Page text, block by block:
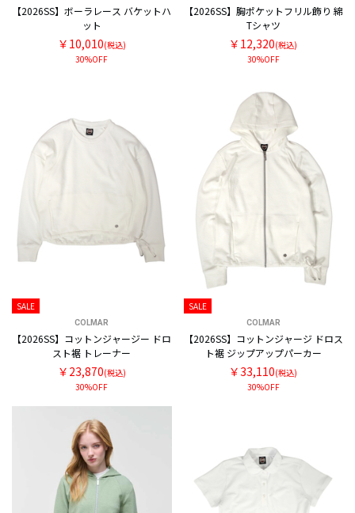
【2026SS】ボーラレース バケットハ
ット
￥10,010(税込)
30%OFF
【2026SS】胸ポケットフリル飾り 綿
Tシャツ
￥12,320(税込)
30%OFF
SALE
COLMAR
【2026SS】コットンジャージー ドロ
スト裾 トレーナー
￥23,870(税込)
30%OFF
SALE
COLMAR
【2026SS】コットンジャージ ドロス
ト裾 ジップアップパーカー
￥33,110(税込)
30%OFF